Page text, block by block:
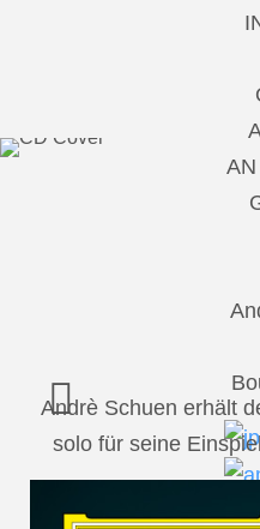
Andrè Schuen erhält
solo für seine